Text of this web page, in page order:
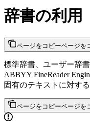
辞書の利用
ページをコピーページを
標準辞書、ユーザー辞
ABBYY FineReader
固有のテキストに対す
ページをコピーページを